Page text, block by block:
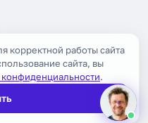
защищены.
конфиденциальности
корректной работы сайта
сайта, вы
.